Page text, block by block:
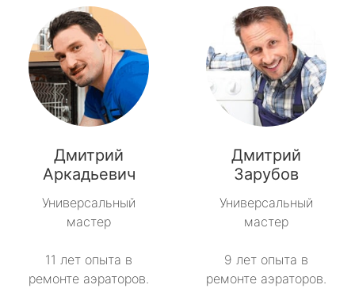
Дмитрий
Аркадьевич
Универсальный
мастер
11 лет опыта в
ремонте аэраторов.
Дмитрий
Зарубов
Универсальный
мастер
9 лет опыта в
ремонте аэраторов.